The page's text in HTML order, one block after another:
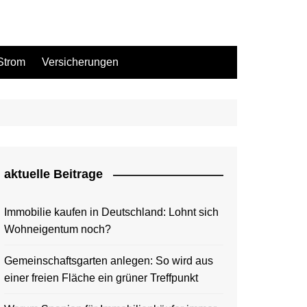
Versicherungen
aktuelle Beitrage
Immobilie kaufen in Deutschland: Lohnt sich
Wohneigentum noch?
Gemeinschaftsgarten anlegen: So wird aus
einer freien Fläche ein grüner Treffpunkt